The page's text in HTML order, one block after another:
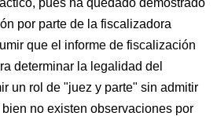
pues ha quedado demostrado
por parte de la fiscalizadora
que el informe de fiscalización
determinar la legalidad del
un rol de "juez y parte" sin admitir
no existen observaciones por